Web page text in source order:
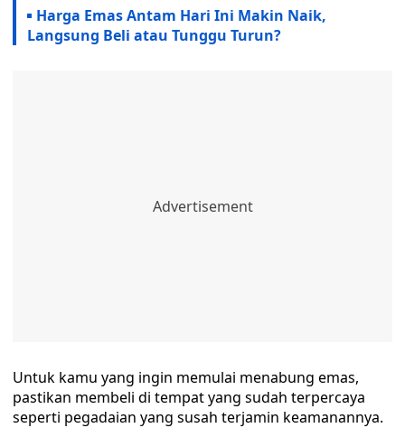
Harga Emas Antam Hari Ini Makin Naik,
Langsung Beli atau Tunggu Turun?
Untuk kamu yang ingin memulai menabung emas,
pastikan membeli di tempat yang sudah terpercaya
seperti pegadaian yang susah terjamin keamanannya.